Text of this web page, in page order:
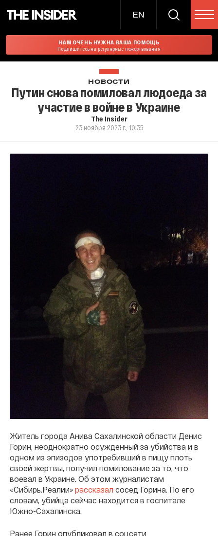
EN
НАМ ОЧЕНЬ НУЖНА ВАША ПОМОЩЬ
Подпишитесь на регулярные пожертвования
НОВОСТИ
Путин снова помиловал людоеда за
участие в войне в Украине
The Insider
23 ноября 2023 г., 10:35
Житель города Анива Сахалинской области Денис
Горин, неоднократно осужденный за убийства и в
одном из эпизодов употребивший в пищу плоть
своей жертвы, получил помилование за то, что
воевал в Украине. Об этом журналистам
«Сибирь.Реалии» рассказал сосед Горина. По его
словам, убийца сейчас находится в госпитале
Южно-Сахалинска.
Ранее Горин опубликовал в соцсети